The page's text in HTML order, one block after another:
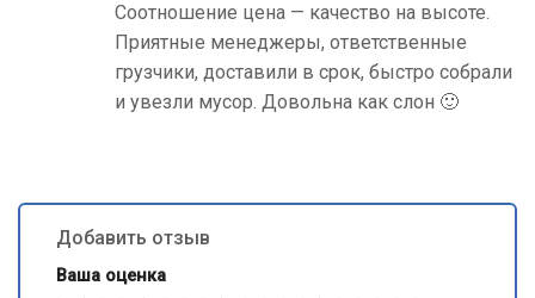
Соотношение цена — качество на высоте.
Приятные менеджеры, ответственные
грузчики, доставили в срок, быстро собрали
и увезли мусор. Довольна как слон 🙂
Добавить отзыв
Ваша оценка